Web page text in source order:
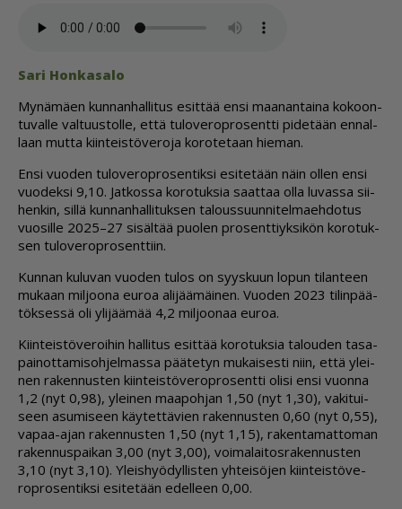
Sari Hon­ka­sa­lo
My­nä­mä­en kun­nan­hal­li­tus esit­tää en­si maa­nan­tai­na ko­koon­
tu­val­le val­tuus­tol­le, et­tä tu­lo­ve­rop­ro­sent­ti pi­de­tään en­nal­
laan mut­ta kiin­teis­tö­ve­ro­ja ko­ro­te­taan hie­man.
En­si vuo­den tu­lo­ve­rop­ro­sen­tik­si esi­te­tään näin ol­len en­si
vuo­dek­si 9,10. Jat­kos­sa ko­ro­tuk­sia saat­taa ol­la lu­vas­sa sii­
hen­kin, sil­lä kun­nan­hal­li­tuk­sen ta­lous­suun­ni­tel­ma­eh­do­tus
vuo­sil­le 2025–27 si­säl­tää puo­len pro­sent­tiyk­si­kön ko­ro­tuk­
sen tu­lo­ve­rop­ro­sent­tiin.
Kun­nan ku­lu­van vuo­den tu­los on syys­kuun lo­pun ti­lan­teen
mu­kaan mil­joo­na eu­roa ali­jää­mäi­nen. Vuo­den 2023 ti­lin­pää­
tök­ses­sä oli yli­jää­mää 4,2 mil­joo­naa eu­roa.
Kiin­teis­tö­ve­roi­hin hal­li­tus esit­tää ko­ro­tuk­sia ta­lou­den ta­sa­
pai­not­ta­mi­soh­jel­mas­sa pää­te­tyn mu­kai­ses­ti niin, et­tä ylei­
nen ra­ken­nus­ten kiin­teis­tö­ve­rop­ro­sent­ti oli­si en­si vuon­na
1,2 (nyt 0,98), ylei­nen maa­poh­jan 1,50 (nyt 1,30), va­ki­tui­
seen asu­mi­seen käy­tet­tä­vien ra­ken­nus­ten 0,60 (nyt 0,55),
va­paa-ajan ra­ken­nus­ten 1,50 (nyt 1,15), ra­ken­ta­mat­to­man
ra­ken­nus­pai­kan 3,00 (nyt 3,00), voi­ma­lai­tos­ra­ken­nus­ten
3,10 (nyt 3,10). Yleis­hyö­dyl­lis­ten yh­tei­sö­jen kiin­teis­tö­ve­
rop­ro­sen­tik­si esi­te­tään edel­leen 0,00.